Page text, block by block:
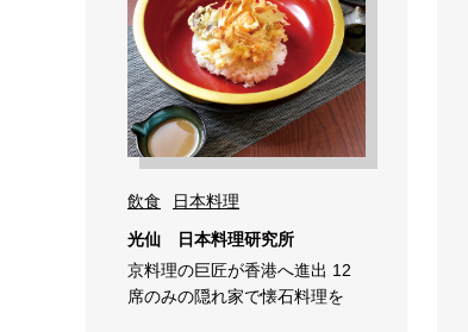
飲食
日本料理
光仙 日本料理研究所
京料理の巨匠が香港へ進出 12
席のみの隠れ家で懐石料理を